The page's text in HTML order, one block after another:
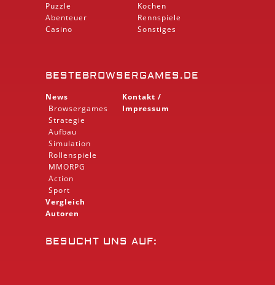
Puzzle
Abenteuer
Casino
Kochen
Rennspiele
Sonstiges
BESTEBROWSERGAMES.DE
News
Browsergames
Strategie
Aufbau
Simulation
Rollenspiele
MMORPG
Action
Sport
Vergleich
Autoren
Kontakt /
Impressum
BESUCHT UNS AUF: